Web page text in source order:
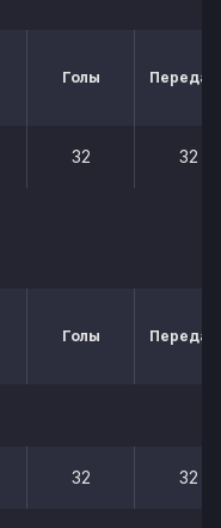
Голы
32 32
Голы
32 32